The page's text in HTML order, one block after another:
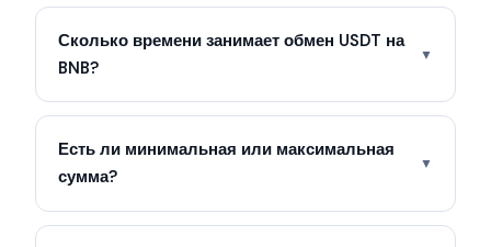
Сколько времени занимает обмен USDT на
BNB?
▼
Есть ли минимальная или максимальная
сумма?
▼